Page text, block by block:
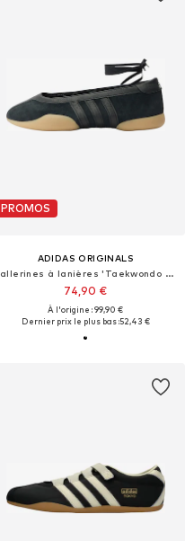
PROMOS
ADIDAS ORIGINALS
Ballerines à lanières 'Taekwondo Mei'
74,90 €
À l'origine : 99,90 €
Dernier prix le plus bas :52,43 €